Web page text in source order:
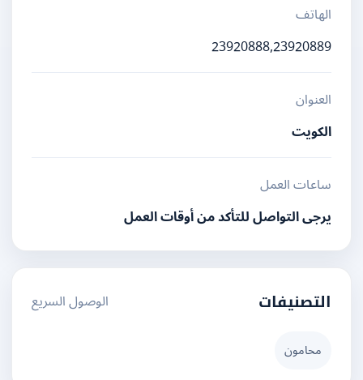
الهاتف
23920888,23920889
العنوان
الكويت
ساعات العمل
يرجى التواصل للتأكد من أوقات العمل
التصنيفات الوصول السريع
محامون